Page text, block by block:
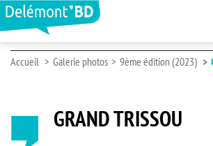
Accueil Galerie photos 9ème édition (2023)
GRAND TRISSOU